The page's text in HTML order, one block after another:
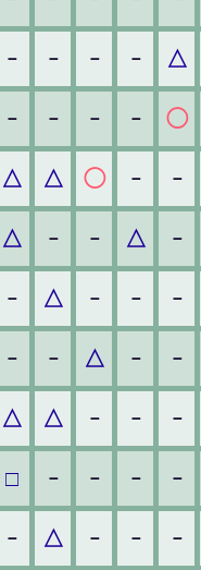
－ － － － △
－ － － － ◯
△ △ ◯ － －
△ － － △ －
－ △ － － －
－ － △ － －
△ △ － － －
□ － － － －
－ △ － － －